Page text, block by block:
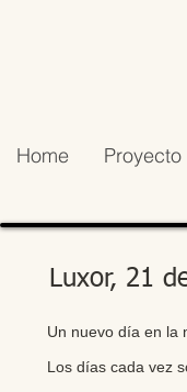
Home Proyecto
Luxor, 21
Un nuevo día en la
Los días cada vez